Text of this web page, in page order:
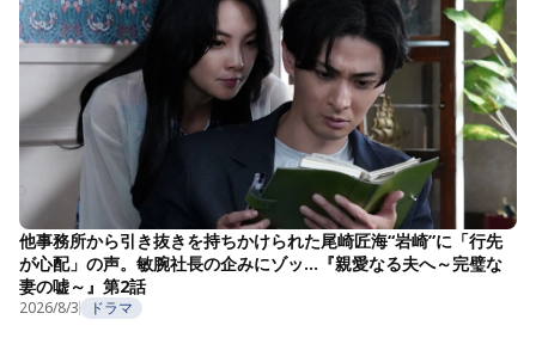
他事務所から引き抜きを持ちかけられた尾崎匠海“岩崎”に「行先
が心配」の声。敏腕社長の企みにゾッ…『親愛なる夫へ～完璧な
妻の嘘～』第2話
2026/8/3 ドラマ